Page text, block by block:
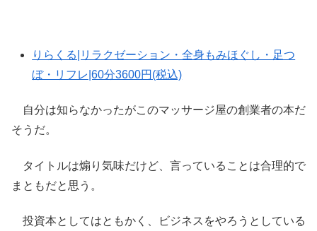
りらくる|リラクゼーション・全身もみほぐし・足つ
ぼ・リフレ|60分3600円(税込)
自分は知らなかったがこのマッサージ屋の創業者の本だ
そうだ。
タイトルは煽り気味だけど、言っていることは合理的で
まともだと思う。
投資本としてはともかく、ビジネスをやろうとしている